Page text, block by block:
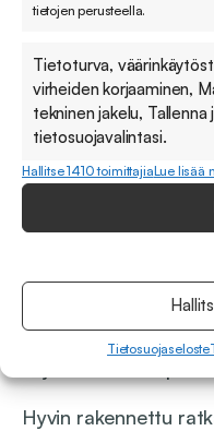
tietojen perusteella.
Tietoturva,
virheiden korjaaminen,
tekninen jakelu, Tallenna
tietosuojavalintasi.
Hallitse 1410 toimittajiaLue lisää
Tietosuojaseloste
Parantaa
että yritys on
Nopeuttaa uusien
perehdytystä:
Hyvin
sisäisenä
Tekee tilaa
Kun perustason
itsenäisesti, tiimi
Hyvin rakennettu